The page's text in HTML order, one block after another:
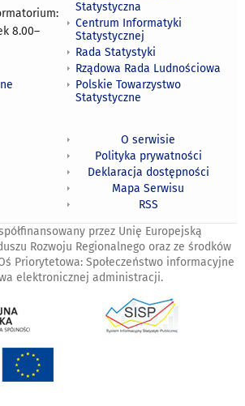
8.00–
Statystyczna
Centrum Informatyki
Statystycznej
Rada Statystyki
Rządowa Rada Ludnościowa
Polskie Towarzystwo
Statystyczne
O serwisie
Polityka prywatności
Deklaracja dostępności
Mapa Serwisu
RSS
przez Unię Europejską
Rozwoju Regionalnego oraz ze środków
Priorytetowa: Społeczeństwo informacyjne
elektronicznej administracji.